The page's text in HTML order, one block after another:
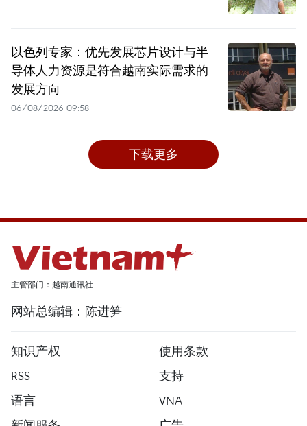
以色列专家：优先发展芯片设计与半
导体人力资源是符合越南实际需求的
发展方向
06/08/2026 09:58
下载更多
主管部门：越南通讯社
网站总编辑：陈进笋
知识产权
使用条款
RSS
支持
语言
VNA